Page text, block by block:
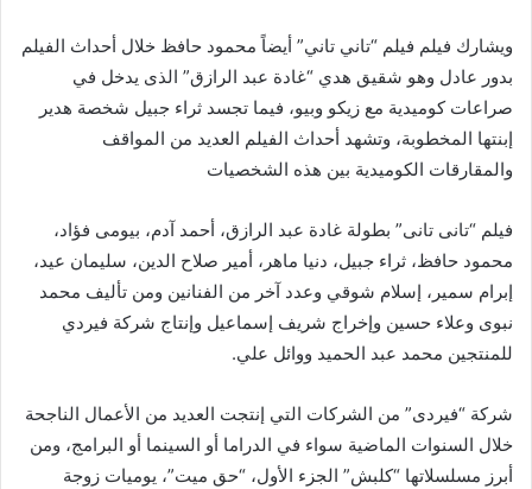
ويشارك فيلم فيلم “تاني تاني” أيضاً محمود حافظ خلال أحداث الفيلم
بدور عادل وهو شقيق هدي “غادة عبد الرازق” الذى يدخل في
صراعات كوميدية مع زيكو وبيو، فيما تجسد ثراء جبيل شخصة هدير
إبنتها المخطوبة، وتشهد أحداث الفيلم العديد من المواقف
والمقارقات الكوميدية بين هذه الشخصيات
فيلم “تانى تانى” بطولة غادة عبد الرازق، أحمد آدم، بيومى فؤاد،
محمود حافظ، ثراء جبيل، دنيا ماهر، أمير صلاح الدين، سليمان عيد،
إبرام سمير، إسلام شوقي وعدد آخر من الفنانين ومن تأليف محمد
نبوى وعلاء حسين وإخراج شريف إسماعيل وإنتاج شركة فيردي
للمنتجين محمد عبد الحميد ووائل علي.
شركة “فيردى” من الشركات التي إنتجت العديد من الأعمال الناجحة
خلال السنوات الماضية سواء في الدراما أو السينما أو البرامج، ومن
أبرز مسلسلاتها “كلبش” الجزء الأول، “حق ميت”، يوميات زوجة